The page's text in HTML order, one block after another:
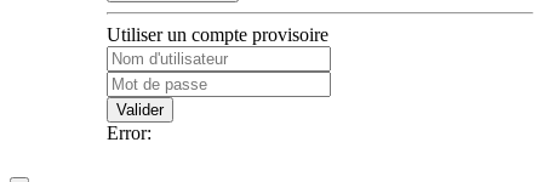
Utiliser un compte provisoire
Valider
Error: